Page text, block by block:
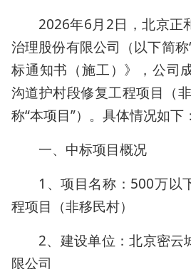
2026年6月2日，北京正
治理股份有限公司（以下简称
标通知书（施工）》，公司
沟道护村段修复工程项目（
称“本项目”）。具体情况如下：
一、中标项目概况
1、项目名称：500万以
程项目（非移民村）
2、建设单位：北京密云
限公司